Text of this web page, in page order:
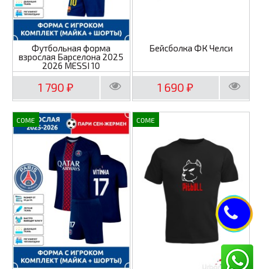
Футбольная форма
взрослая Барселона 2025
2026 MESSI 10
1 790₽
Бейсболка ФК Челси
1 690₽
COME COME